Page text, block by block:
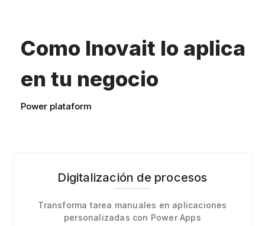
Como Inovait lo aplica
en tu negocio
Power plataform
Digitalización de procesos
Transforma tarea manuales en aplicaciones
personalizadas con Power Apps